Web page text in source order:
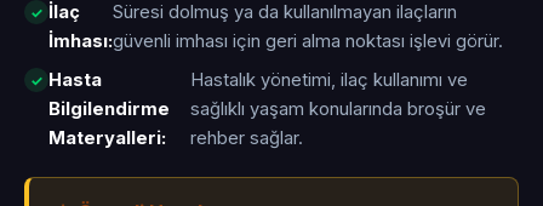
İlaç
İmhası:
Süresi dolmuş ya da kullanılmayan ilaçların
güvenli imhası için geri alma noktası işlevi görür.
Hasta
Bilgilendirme
Materyalleri:
Hastalık yönetimi, ilaç kullanımı ve
sağlıklı yaşam konularında broşür ve
rehber sağlar.